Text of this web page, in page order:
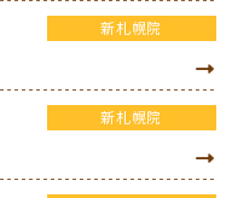
新札幌院
新札幌院